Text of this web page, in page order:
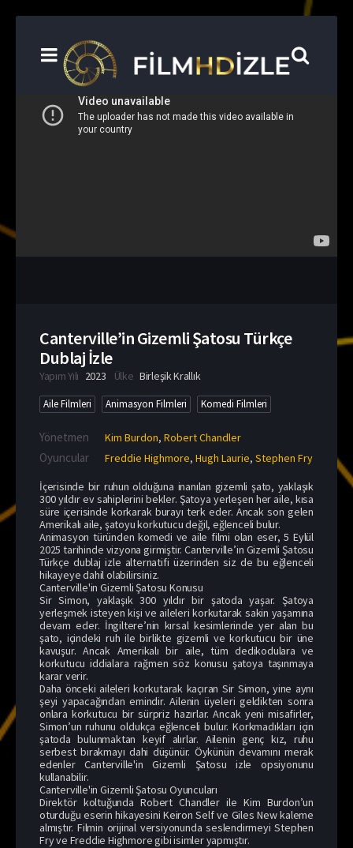
Canterville’in Gizemli Şatosu Türkçe
Dublaj İzle
Yapım Yılı 2023 Ülke Birleşik Krallık
Aile Filmleri Animasyon Filmleri Komedi Filmleri
Yönetmen Kim Burdon, Robert Chandler
Oyuncular Freddie Highmore, Hugh Laurie, Stephen Fry
İçerisinde bir ruhun olduğuna inanılan gizemli şato, yaklaşık
300 yıldır ev sahiplerini bekler. Şatoya yerleşen her aile, kısa
süre içerisinde korkarak burayı terk eder. Ancak son gelen
Amerikalı aile, şatoyu korkutucu değil, eğlenceli bulur.
Animasyon türünden komedi ve aile filmi olan eser, 5 Eylül
2025 tarihinde vizyona girmiştir. Canterville’in Gizemli Şatosu
Türkçe dublaj izle alternatifi üzerinden siz de bu eğlenceli
hikayeye dahil olabilirsiniz.
Canterville'in Gizemli Şatosu Konusu
Sir Simon, yaklaşık 300 yıldır bir şatoda yaşar. Şatoya
yerleşmek isteyen kişi ve aileleri korkutarak sakin yaşamına
devam eder. İngiltere’nin kırsal kesimlerinde yer alan bu
şato, içindeki ruh ile birlikte gizemli ve korkutucu bir üne
kavuşur. Ancak Amerikalı bir aile, tüm dedikodulara ve
korkutucu iddialara rağmen söz konusu şatoya taşınmaya
karar verir.
Daha önceki aileleri korkutarak kaçıran Sir Simon, yine aynı
şeyi yapacağından emindir. Ailenin üyeleri geldikten sonra
onlara korkutucu bir sürpriz hazırlar. Ancak yeni misafirler,
Simon’un ruhunu oldukça eğlenceli bulur. Korkmadıkları için
şatoda bulunmaktan keyif alırlar. Ailenin genç kız, ruhu
serbest bırakmayı dahi düşünür. Öykünün devamını merak
edenler Canterville'in Gizemli Şatosu izle opsiyonunu
kullanabilir.
Canterville'in Gizemli Şatosu Oyuncuları
Direktör koltuğunda Robert Chandler ile Kim Burdon’un
oturduğu eserin hikayesini Keiron Self ve Giles New kaleme
almıştır. Filmin orijinal versiyonunda seslendirmeyi Stephen
Fry ve Freddie Highmore gibi isimler yapmıştır.